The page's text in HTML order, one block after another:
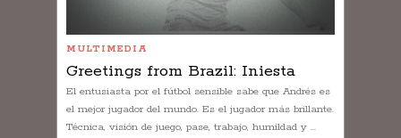
MULTIMEDIA
Greetings from Brazil: Iniesta
El entusiasta por el fútbol sensible sabe que Andrés es
el mejor jugador del mundo. Es el jugador más brillante.
Técnica, visión de juego, pase, trabajo, humildad y ...